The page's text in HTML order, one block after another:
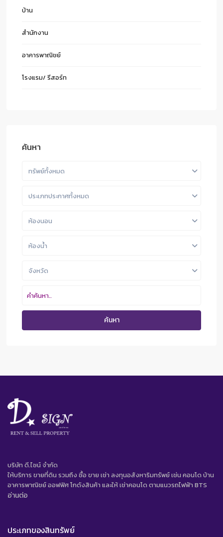
บ้าน
สำนักงาน
อาคารพาณิชย์
โรงแรม/ รีสอร์ท
ค้นหา
ทรัพย์ทั้งหมด
ประเภทประกาศทั้งหมด
ห้องนอน
ห้องน้ำ
จังหวัด
ค้นหา
บริษัท ดี.ไซน์ จํากัด
ให้บริการ ขายที่ดิน รวมถึง ซื้อ ขาย เช่า ลงทุนอสังหาริมทรัพย์ เช่น คอนโด บ้าน
อาคารพาณิชย์ ออฟฟิศ โกดังสินค้า และให้ เช่าคอนโด ตามแนวรถไฟฟ้า BTS
อ่านต่อ
ประเภทของสินทรัพย์